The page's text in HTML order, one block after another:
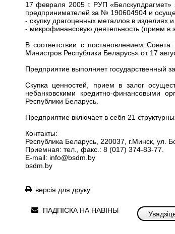
17 февраля 2005 г. РУП «Белскупдрагмет»
предпринимателей за № 190604904 и
- скупку драгоценных металлов в
- микрофинансовую деятельность (прием в
В соответствии с постановлением
Министров Республики Беларусь» от 17
Предприятие выполняет государственный
Скупка ценностей, прием в залог
небанковскими кредитно-финансовыми
Республики Беларусь.
Предприятие включает в себя 21
Контакты:
Республика Беларусь, 220037, г.Минск, ул.
Приемная: тел., факс.: 8 (017) 374-83-77.
E-mail: info@bsdm.by
bsdm.by
версія для друку
ПАДПІСКА НА НАВІНЫ